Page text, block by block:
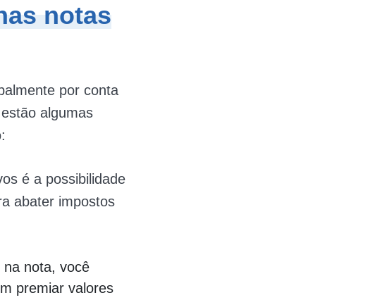
notas
por conta
algumas
é a possibilidade
abater impostos
na nota, você
premiar valores